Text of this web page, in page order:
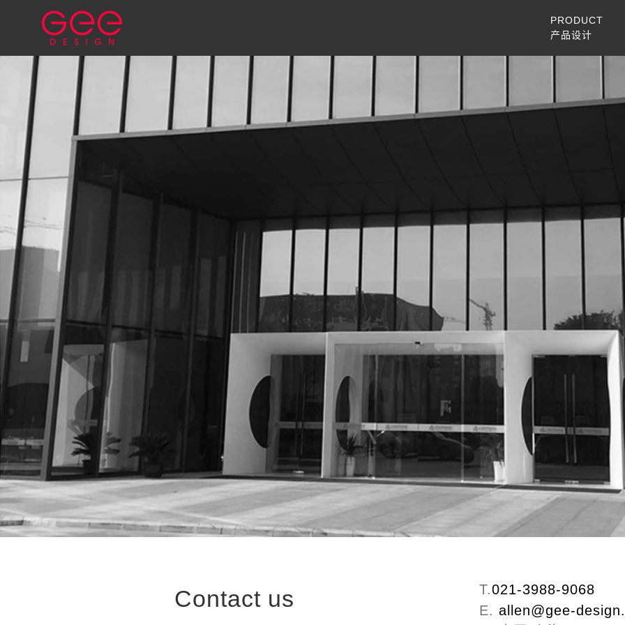
PRODUCT
产品设计
Contact us T.021-3988-9068
E. allen@gee-